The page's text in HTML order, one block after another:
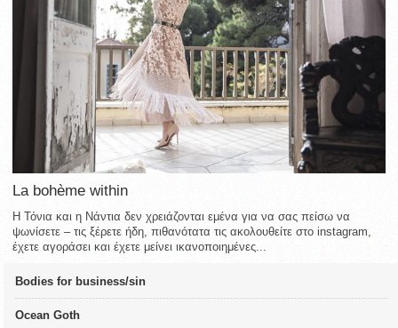
La bohème within
Η Τόνια και η Νάντια δεν χρειάζονται εμένα για να σας πείσω να
ψωνίσετε – τις ξέρετε ήδη, πιθανότατα τις ακολουθείτε στο instagram,
έχετε αγοράσει και έχετε μείνει ικανοποιημένες...
Bodies for business/sin
Ocean Goth